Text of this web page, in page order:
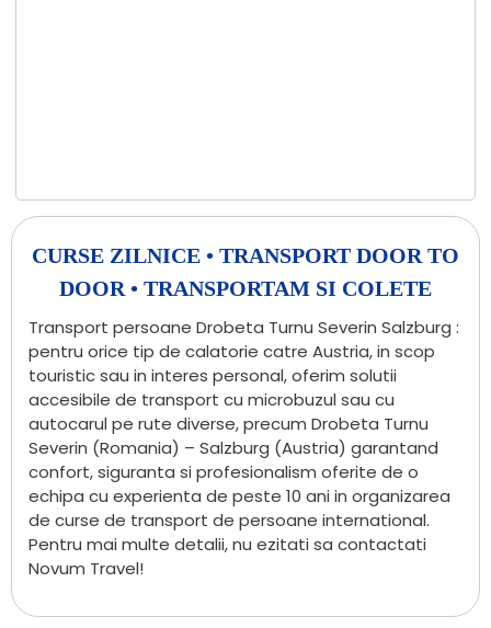
CURSE ZILNICE • TRANSPORT DOOR TO
DOOR • TRANSPORTAM SI COLETE
Transport persoane Drobeta Turnu Severin Salzburg :
pentru orice tip de calatorie catre Austria, in scop
touristic sau in interes personal, oferim solutii
accesibile de transport cu microbuzul sau cu
autocarul pe rute diverse, precum Drobeta Turnu
Severin (Romania) – Salzburg (Austria) garantand
confort, siguranta si profesionalism oferite de o
echipa cu experienta de peste 10 ani in organizarea
de curse de transport de persoane international.
Pentru mai multe detalii, nu ezitati sa contactati
Novum Travel!